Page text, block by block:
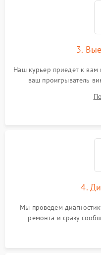
3.
Наш курьер приедет к вам
ваш проигрыватель
4.
Мы проведем
ремонта и сразу